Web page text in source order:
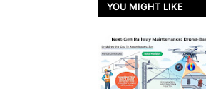
YOU MIGHT LIKE